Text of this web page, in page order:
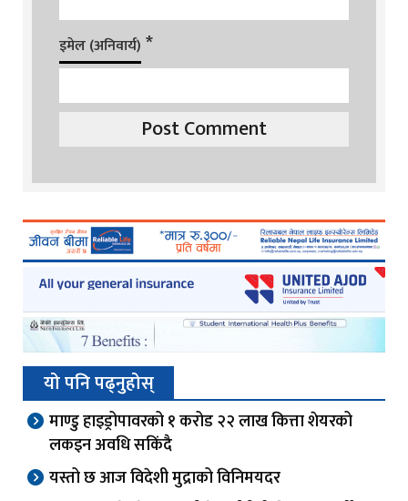
इमेल (अनिवार्य) *
यो पनि पढ्नुहोस्
माण्डु हाइड्रोपावरको १ करोड २२ लाख कित्ता शेयरको
लकइन अवधि सकिंदै
यस्तो छ आज विदेशी मुद्राको विनिमयदर